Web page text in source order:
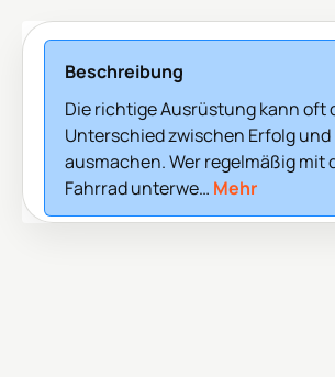
Beschreibung
Die richtige Ausrüstung kann oft
Unterschied zwischen Erfolg und
ausmachen. Wer regelmäßig mit
Fahrrad unterwe… Mehr